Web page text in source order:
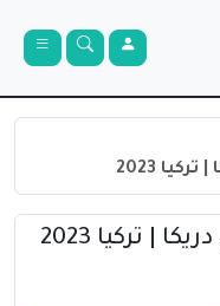
2023
| تركيا 2023